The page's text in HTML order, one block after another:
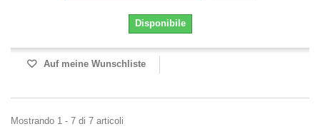
Disponibile
Auf meine Wunschliste
Mostrando 1 - 7 di 7 articoli